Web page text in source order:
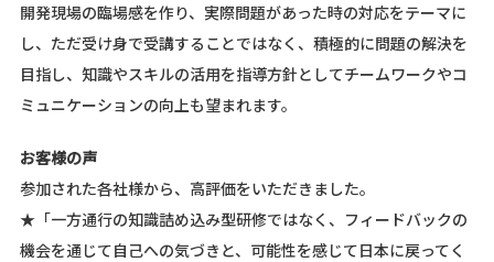
開発現場の臨場感を作り、実際問題があった時の対応をテーマに
し、ただ受け身で受講することではなく、積極的に問題の解決を
目指し、知識やスキルの活用を指導方針としてチームワークやコ
ミュニケーションの向上も望まれます。
お客様の声
参加された各社様から、高評価をいただきました。
★「一方通行の知識詰め込み型研修ではなく、フィードバックの
機会を通じて自己への気づきと、可能性を感じて日本に戻ってく